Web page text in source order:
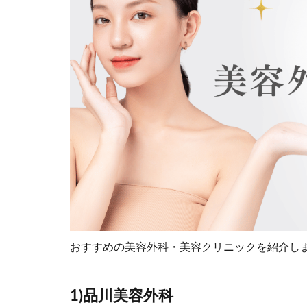
おすすめの美容外科・美容クリニックを紹介し
1)品川美容外科